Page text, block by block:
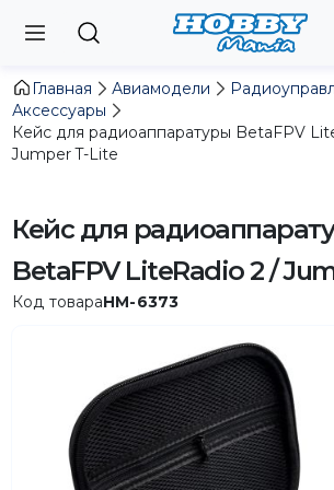
Главная Авиамодели
Аксессуары
Кейс для радиоаппаратуры BetaFPV
Jumper T-Lite
Кейс для
BetaFPV LiteRadio 2 /
Код товараHM-6373